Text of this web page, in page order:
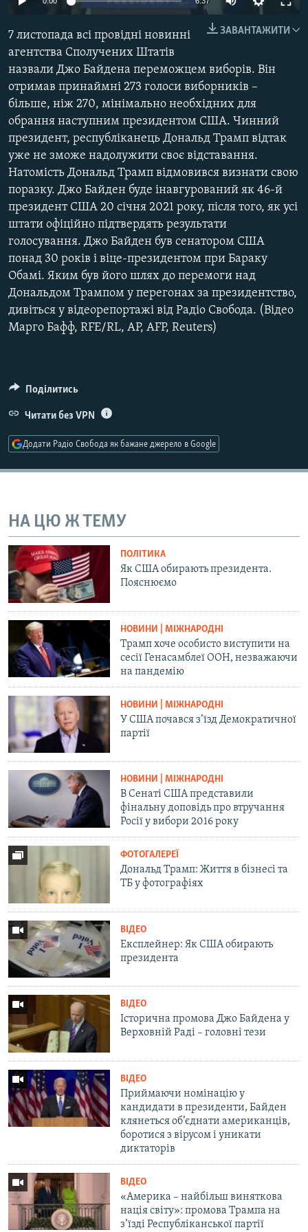
МУЛЬТИМЕДІА
ФОТО
СПЕЦПРОЄКТИ
ПОДКАСТИ
КРИМ РЕАЛІЇ
РУС
УКР
КТАТ
ДОЛУЧАЙСЯ!
Усі сайти RFE/RL
Auto 360p 480p
480p
1080p
ЗАВАНТАЖИТИ
7 листопада всі провідні новинні
агентства Сполучених Штатів
назвали Джо Байдена переможцем виборів. Він
отримав принаймні 273 голоси виборників –
більше, ніж 270, мінімально необхідних для
обрання наступним президентом США. Чинний
президент, республіканець Дональд Трамп відтак
уже не зможе надолужити своє відставання.
Натомість Дональд Трамп відмовився визнати свою
поразку. Джо Байден буде інавгурований як 46-й
президент США 20 січня 2021 року, після того, як усі
штати офіційно підтвердять результати
голосування. Джо Байден був сенатором США
понад 30 років і віце-президентом при Бараку
Обамі. Яким був його шлях до перемоги над
Дональдом Трампом у перегонах за президентство,
дивіться у відеорепортажі від Радіо Свобода. (Відео
Марго Бафф, RFE/RL, AP, AFP, Reuters)
Поділитись
Читати без VPN
Додати Радіо Свобода як бажане джерело в Google
НА ЦЮ Ж ТЕМУ
ПОЛІТИКА
Як США обирають президента.
Пояснюємо
НОВИНИ | МІЖНАРОДНІ
Трамп хоче особисто виступити на
сесії Генасамблеї ООН, незважаючи
на пандемію
НОВИНИ | МІЖНАРОДНІ
У США почався з’їзд Демократичної
партії
НОВИНИ | МІЖНАРОДНІ
В Сенаті США представили
фінальну доповідь про втручання
Росії у вибори 2016 року
ФОТОГАЛЕРЕЇ
Дональд Трамп: Життя в бізнесі та
ТБ у фотографіях
ВІДЕО
Експлейнер: Як США обирають
президента
ВІДЕО
Історична промова Джо Байдена у
Верховній Раді – головні тези
ВІДЕО
Приймаючи номінацію у
кандидати в президенти, Байден
клянеться об’єднати американців,
боротися з вірусом і уникати
диктаторів
ВІДЕО
«Америка – найбільш виняткова
нація світу»: промова Трампа на
з’їзді Республіканської партії